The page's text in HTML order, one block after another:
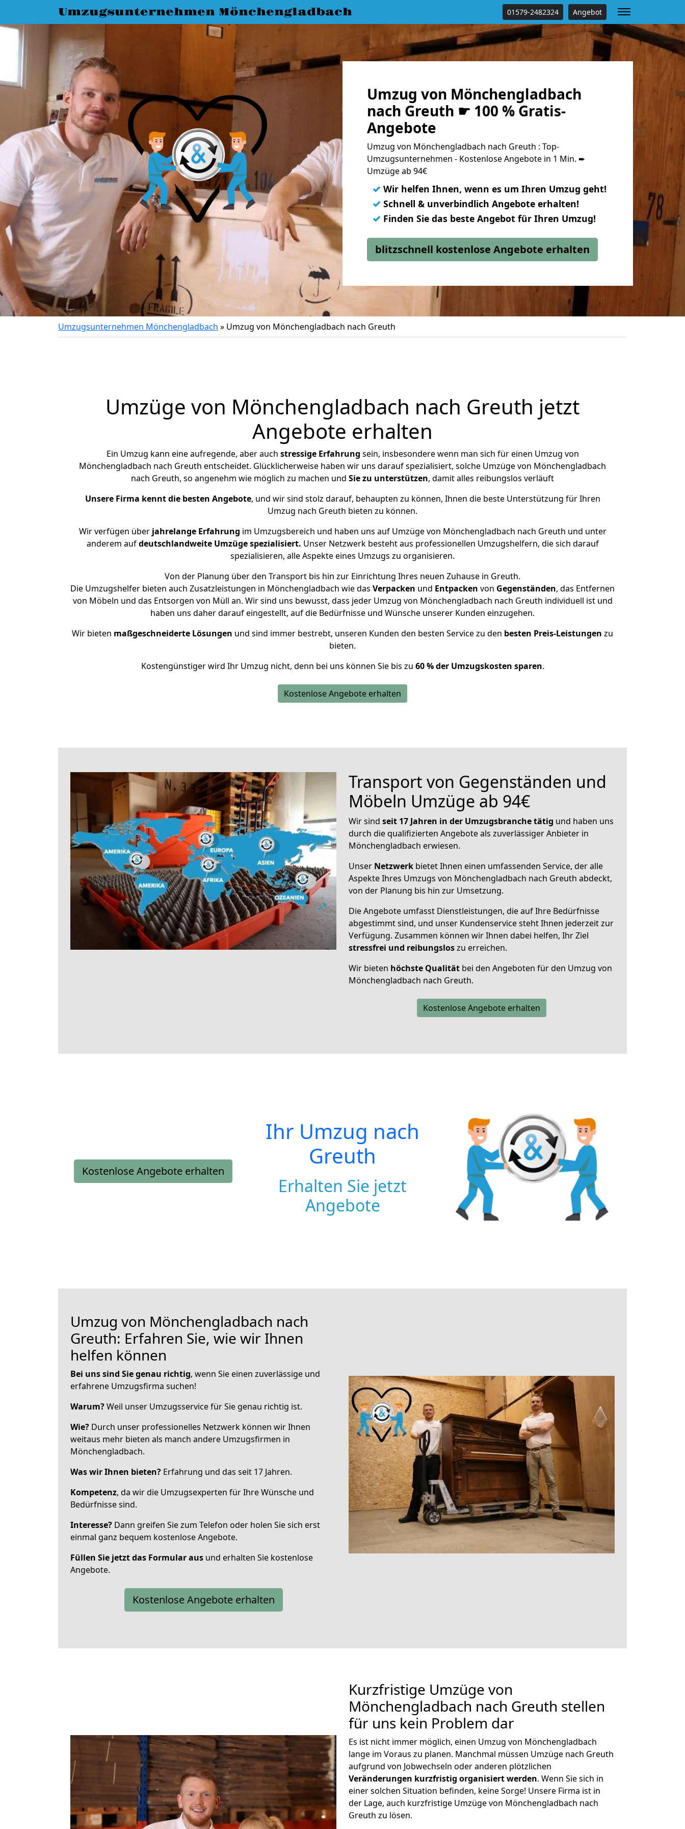
Umzugsunternehmen Mönchengladbach 01579-2482324 Angebot
Umzug von Mönchengladbach
nach Greuth ☛ 100 % Gratis-
Angebote
Umzug von Mönchengladbach nach Greuth : Top-
Umzugsunternehmen - Kostenlose Angebote in 1 Min. ➨
Umzüge ab 94€
✓ Wir helfen Ihnen, wenn es um Ihren Umzug geht!
✓ Schnell & unverbindlich Angebote erhalten!
✓ Finden Sie das beste Angebot für Ihren Umzug!
blitzschnell kostenlose Angebote erhalten
Umzugsunternehmen Mönchengladbach » Umzug von Mönchengladbach nach Greuth
Umzüge von Mönchengladbach nach Greuth jetzt
Angebote erhalten
Ein Umzug kann eine aufregende, aber auch stressige Erfahrung sein, insbesondere wenn man sich für einen Umzug von
Mönchengladbach nach Greuth entscheidet. Glücklicherweise haben wir uns darauf spezialisiert, solche Umzüge von Mönchengladbach
nach Greuth, so angenehm wie möglich zu machen und Sie zu unterstützen, damit alles reibungslos verläuft
Unsere Firma kennt die besten Angebote, und wir sind stolz darauf, behaupten zu können, Ihnen die beste Unterstützung für Ihren
Umzug nach Greuth bieten zu können.
Wir verfügen überjahrelange Erfahrung im Umzugsbereich und haben uns auf Umzüge von Mönchengladbach nach Greuth und unter
anderem aufdeutschlandweite Umzüge spezialisiert. Unser Netzwerk besteht aus professionellen Umzugshelfern, die sich darauf
spezialisieren, alle Aspekte eines Umzugs zu organisieren.
Von der Planung über den Transport bis hin zur Einrichtung Ihres neuen Zuhause in Greuth.
Die Umzugshelfer bieten auch Zusatzleistungen in Mönchengladbach wie das Verpacken und Entpacken von Gegenständen, das Entfernen
von Möbeln und das Entsorgen von Müll an. Wir sind uns bewusst, dass jeder Umzug von Mönchengladbach nach Greuth individuell ist und
haben uns daher darauf eingestellt, auf die Bedürfnisse und Wünsche unserer Kunden einzugehen.
Wir bieten maßgeschneiderte Lösungen und sind immer bestrebt, unseren Kunden den besten Service zu den besten Preis-Leistungen zu
bieten.
Kostengünstiger wird Ihr Umzug nicht, denn bei uns können Sie bis zu 60 % der Umzugskosten sparen.
Kostenlose Angebote erhalten
Transport von Gegenständen und
Möbeln Umzüge ab 94€
Wir sind seit 17 Jahren in der Umzugsbranche tätig und haben uns
durch die qualifizierten Angebote als zuverlässiger Anbieter in
Mönchengladbach erwiesen.
Unser Netzwerk bietet Ihnen einen umfassenden Service, der alle
Aspekte Ihres Umzugs von Mönchengladbach nach Greuth abdeckt,
von der Planung bis hin zur Umsetzung.
Die Angebote umfasst Dienstleistungen, die auf Ihre Bedürfnisse
abgestimmt sind, und unser Kundenservice steht Ihnen jederzeit zur
Verfügung. Zusammen können wir Ihnen dabei helfen, Ihr Ziel
stressfrei und reibungsloszu erreichen.
Wir bieten höchste Qualität bei den Angeboten für den Umzug von
Mönchengladbach nach Greuth.
Kostenlose Angebote erhalten
Kostenlose Angebote erhalten
Ihr Umzug nach
Greuth
Erhalten Sie jetzt
Angebote
Umzug von Mönchengladbach nach
Greuth: Erfahren Sie, wie wir Ihnen
helfen können
Bei uns sind Sie genau richtig, wenn Sie einen zuverlässige und
erfahrene Umzugsfirma suchen!
Warum?Weil unser Umzugsservice für Sie genau richtig ist.
Wie? Durch unser professionelles Netzwerk können wir Ihnen
weitaus mehr bieten als manch andere Umzugsfirmen in
Mönchengladbach.
Was wir Ihnen bieten? Erfahrung und das seit 17 Jahren.
Kompetenz, da wir die Umzugsexperten für Ihre Wünsche und
Bedürfnisse sind.
Interesse? Dann greifen Sie zum Telefon oder holen Sie sich erst
einmal ganz bequem kostenlose Angebote.
Füllen Sie jetzt das Formular aus und erhalten Sie kostenlose
Angebote.
Kostenlose Angebote erhalten
Kurzfristige Umzüge von
Mönchengladbach nach Greuth stellen
für uns kein Problem dar
Es ist nicht immer möglich, einen Umzug von Mönchengladbach
lange im Voraus zu planen. Manchmal müssen Umzüge nach Greuth
aufgrund von Jobwechseln oder anderen plötzlichen
Veränderungen kurzfristig organisiert werden. Wenn Sie sich in
einer solchen Situation befinden, keine Sorge! Unsere Firma ist in
der Lage, auch kurzfristige Umzüge von Mönchengladbach nach
Greuth zu lösen.